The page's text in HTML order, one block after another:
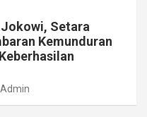
Setara
Kemunduran
Admin